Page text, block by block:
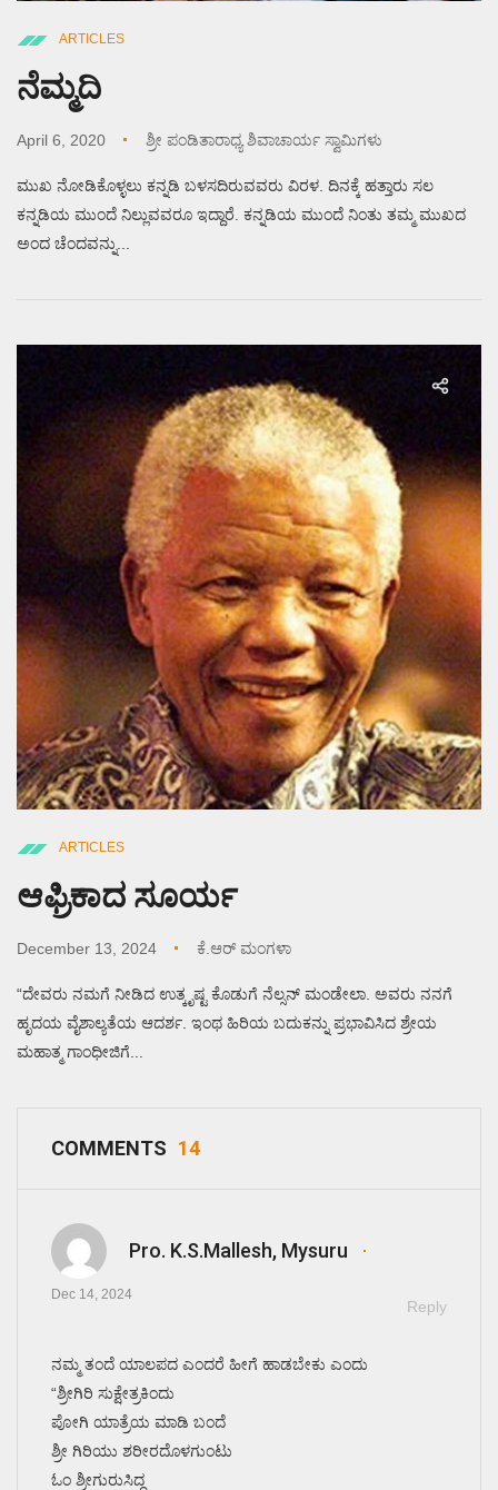
ARTICLES
ನೆಮ್ಮದಿ
April 6, 2020 ಶ್ರೀ ಪಂಡಿತಾರಾಧ್ಯ ಶಿವಾಚಾರ್ಯ ಸ್ವಾಮಿಗಳು
ಮುಖ ನೋಡಿಕೊಳ್ಳಲು ಕನ್ನಡಿ ಬಳಸದಿರುವವರು ವಿರಳ. ದಿನಕ್ಕೆ ಹತ್ತಾರು ಸಲ
ಕನ್ನಡಿಯ ಮುಂದೆ ನಿಲ್ಲುವವರೂ ಇದ್ದಾರೆ. ಕನ್ನಡಿಯ ಮುಂದೆ ನಿಂತು ತಮ್ಮ ಮುಖದ
ಅಂದ ಚೆಂದವನ್ನು...
ARTICLES
ಆಫ್ರಿಕಾದ ಸೂರ್ಯ
December 13, 2024 ಕೆ.ಆರ್ ಮಂಗಳಾ
“ದೇವರು ನಮಗೆ ನೀಡಿದ ಉತ್ಕೃಷ್ಟ ಕೊಡುಗೆ ನೆಲ್ಸನ್ ಮಂಡೇಲಾ. ಅವರು ನನಗೆ
ಹೃದಯ ವೈಶಾಲ್ಯತೆಯ ಆದರ್ಶ. ಇಂಥ ಹಿರಿಯ ಬದುಕನ್ನು ಪ್ರಭಾವಿಸಿದ ಶ್ರೇಯ
ಮಹಾತ್ಮ ಗಾಂಧೀಜಿಗೆ...
COMMENTS 14
Pro. K.S.Mallesh, Mysuru
Dec 14, 2024
Reply
ನಮ್ಮ ತಂದೆ ಯಾಲಪದ ಎಂದರೆ ಹೀಗೆ ಹಾಡಬೇಕು ಎಂದು
“ಶ್ರೀಗಿರಿ ಸುಕ್ಷೇತ್ರಕಿಂದು
ಪೋಗಿ ಯಾತ್ರೆಯ ಮಾಡಿ ಬಂದೆ
ಶ್ರೀ ಗಿರಿಯು ಶರೀರದೊಳಗುಂಟು
ಓಂ ಶ್ರೀಗುರುಸಿದ್ಧ